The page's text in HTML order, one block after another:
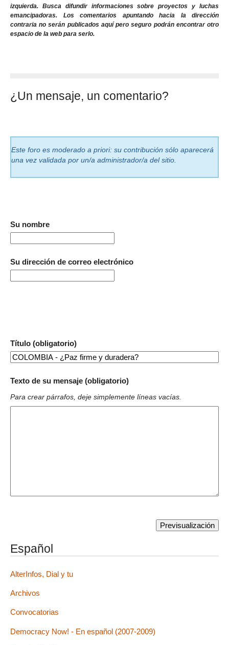
izquierda. Busca difundir informaciones sobre proyectos y luchas
emancipadoras. Los comentarios apuntando hacia la dirección
contraria no serán publicados aquí pero seguro podrán encontrar otro
espacio de la web para serlo.
¿Un mensaje, un comentario?
Este foro es moderado a priori: su contribución sólo aparecerá
una vez validada por un/a administrador/a del sitio.
Su nombre
Su dirección de correo electrónico
Título (obligatorio)
Texto de su mensaje (obligatorio)
Para crear párrafos, deje simplemente líneas vacías.
Español
AlterInfos, Dial y tu
Archivos
Convocatorias
Democracy Now! - En español (2007-2009)